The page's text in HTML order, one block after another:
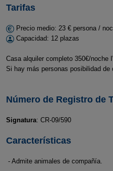
Tarifas
Precio medio: 23 € persona /
Capacidad: 12 plazas
Casa alquiler completo 350€/noche
Si hay más personas posibilidad
Número de Registro de
Signatura: CR-09/590
Características
- Admite animales de compañía.